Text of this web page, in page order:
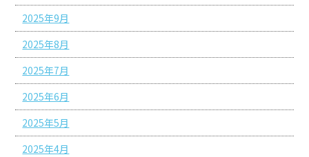
2025年9月
2025年8月
2025年7月
2025年6月
2025年5月
2025年4月